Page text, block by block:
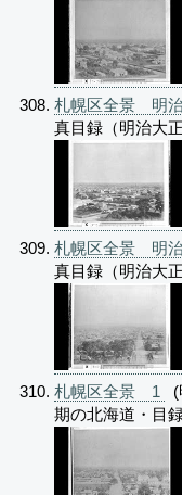
札幌区全景 明
真目録（明治大
札幌区全景 明
真目録（明治大
札幌区全景 1
(
期の北海道・目